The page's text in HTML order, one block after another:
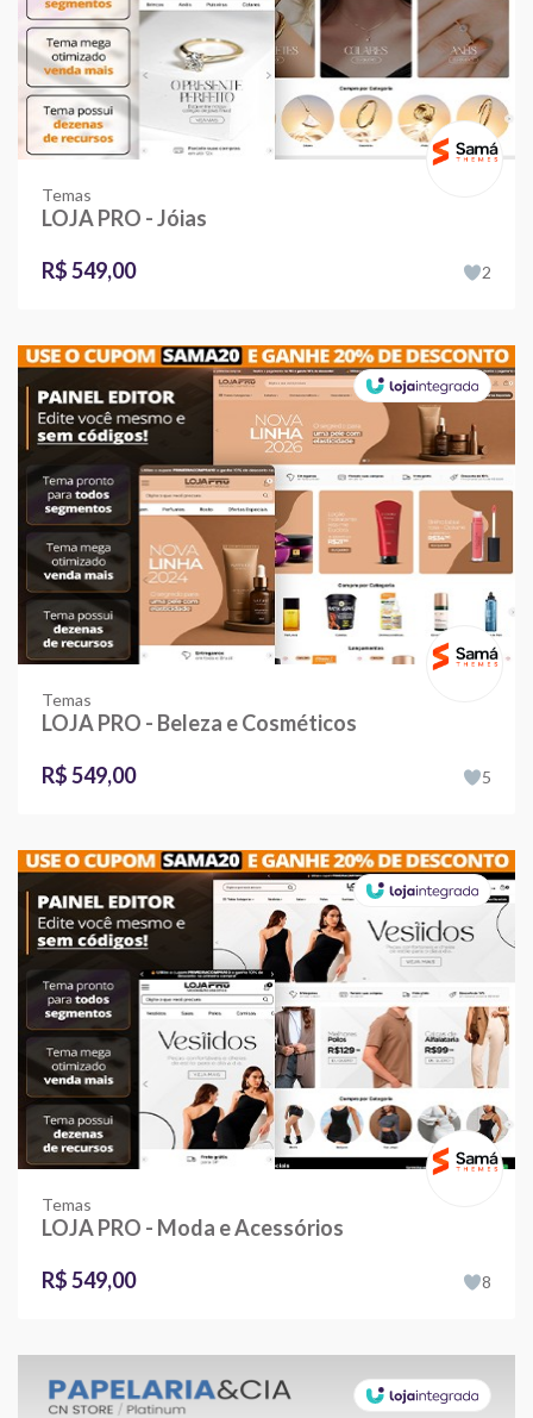
Temas
LOJA PRO - Jóias
R$ 549,00
2
Temas
LOJA PRO - Beleza e Cosméticos
R$ 549,00
5
Temas
LOJA PRO - Moda e Acessórios
R$ 549,00
8